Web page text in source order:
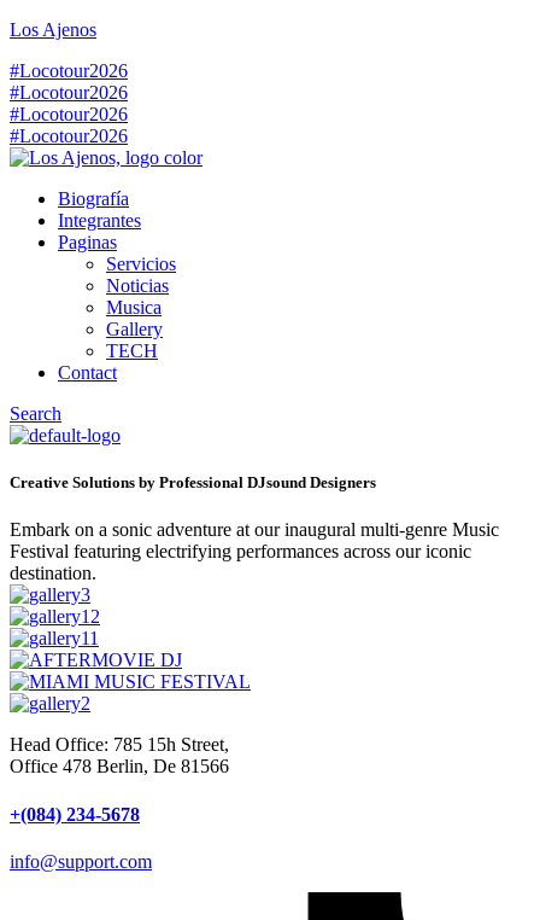
Los Ajenos
#Locotour2026
#Locotour2026
#Locotour2026
#Locotour2026
Biografía
Integrantes
Paginas
Servicios
Noticias
Musica
Gallery
TECH
Contact
Search
Creative Solutions by Professional DJsound Designers
Embark on a sonic adventure at our inaugural multi-genre Music
Festival featuring electrifying performances across our iconic
destination.
Head Office: 785 15h Street,
Office 478 Berlin, De 81566
+(084) 234-5678
info@support.com